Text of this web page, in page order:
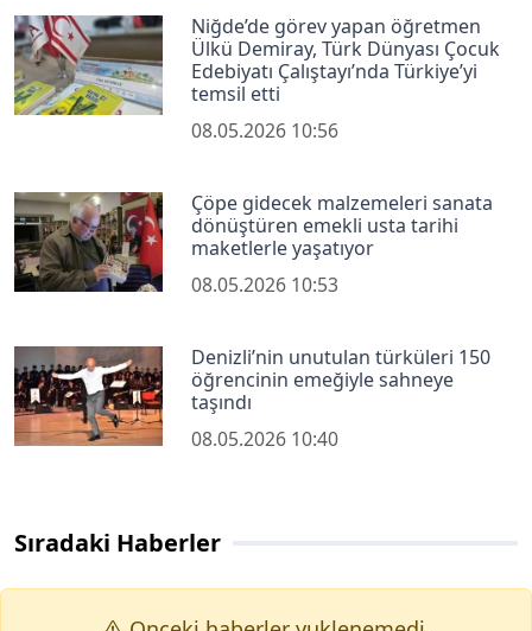
Niğde’de görev yapan öğretmen
Ülkü Demiray, Türk Dünyası Çocuk
Edebiyatı Çalıştayı’nda Türkiye’yi
temsil etti
08.05.2026 10:56
Çöpe gidecek malzemeleri sanata
dönüştüren emekli usta tarihi
maketlerle yaşatıyor
08.05.2026 10:53
Denizli’nin unutulan türküleri 150
öğrencinin emeğiyle sahneye
taşındı
08.05.2026 10:40
Sıradaki Haberler